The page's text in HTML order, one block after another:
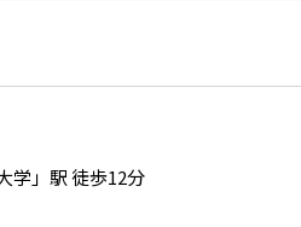
学」駅 徒歩12分